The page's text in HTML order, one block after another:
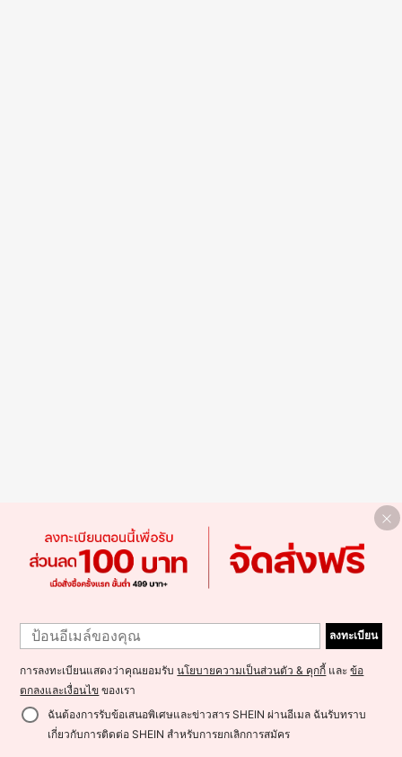
ลงทะเบียน
การลงทะเบียนแสดงว่าคุณยอมรับนโยบายความเป็นส่วนตัว & คุกกี้ และข้อ
ตกลงและเงื่อนไข ของเรา
ฉันต้องการรับข้อเสนอพิเศษและข่าวสาร SHEIN ผ่านอีเมล ฉันรับทราบ
เกี่ยวกับการติดต่อ SHEIN สำหรับการยกเลิกการสมัคร